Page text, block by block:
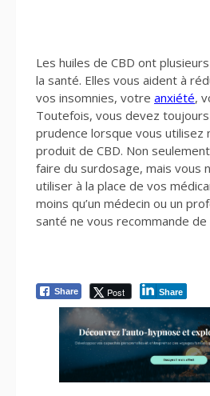
Les huiles de CBD ont
la santé. Elles vous aident à
vos insomnies, votre anxiété,
Toutefois, vous devez
prudence lorsque vous utilisez
produit de CBD. Non
faire du surdosage, mais vous
utiliser à la place de vos
moins qu’un médecin ou un
santé ne vous recommande de
Share Post Share